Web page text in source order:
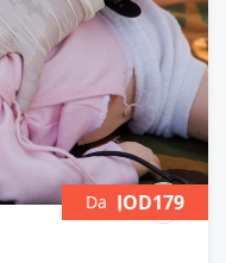
Da JOD179